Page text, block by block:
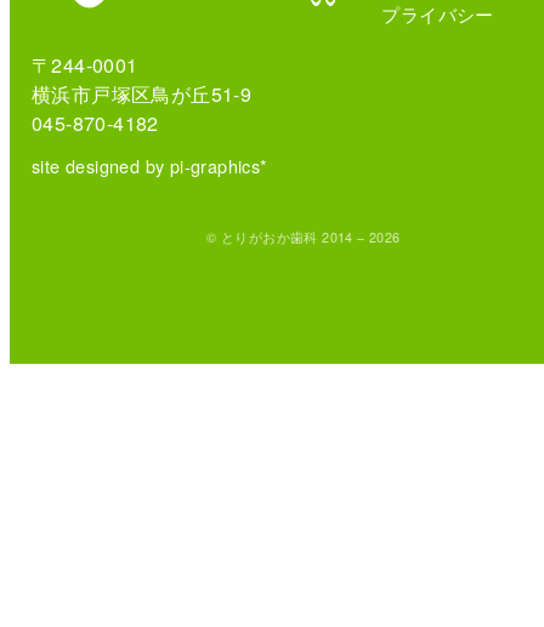
〒244-0001
横浜市戸塚区鳥が丘51-9
045-870-4182
site designed by pi-graphics*
プライバシー
© とりがおか歯科 2014 – 2026